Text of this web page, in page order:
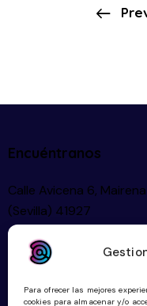
Para ofrecer las mejores
cookies para almacenar y/o
Encuéntranos
Calle Avicena 6,
(Sevilla) 41927